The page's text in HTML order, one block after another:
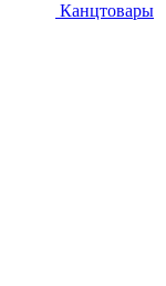
Канцтовары